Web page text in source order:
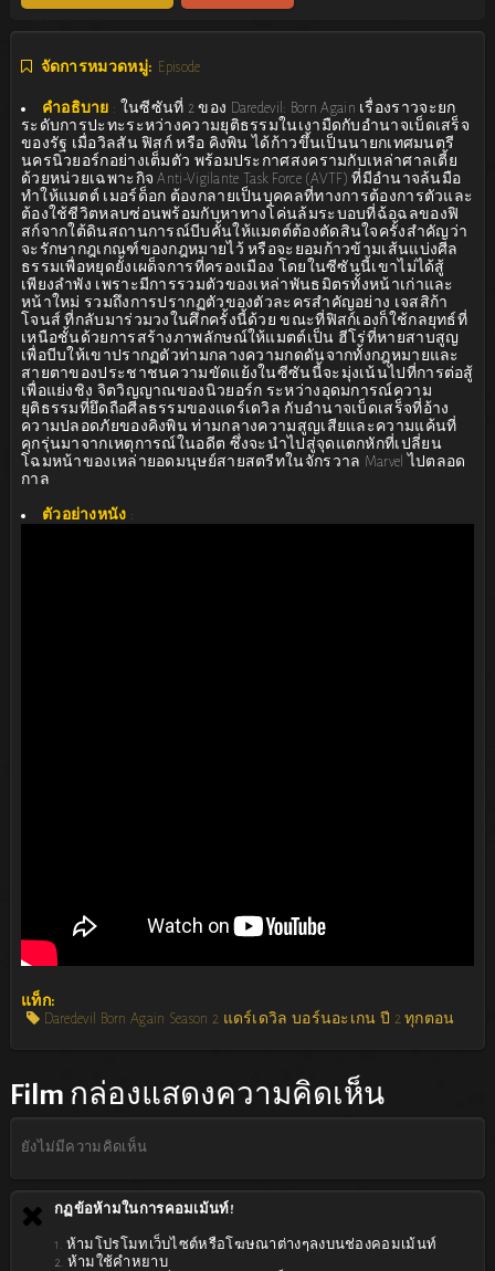
จัดการหมวดหมู่: Episode
คำอธิบาย : ในซีซันที่ 2 ของ Daredevil: Born Again เรื่องราวจะยก
ระดับการปะทะระหว่างความยุติธรรมในเงามืดกับอำนาจเบ็ดเสร็จ
ของรัฐ เมื่อวิลสัน ฟิสก์ หรือ คิงพิน ได้ก้าวขึ้นเป็นนายกเทศมนตรี
นครนิวยอร์กอย่างเต็มตัว พร้อมประกาศสงครามกับเหล่าศาลเตี้ย
ด้วยหน่วยเฉพาะกิจ Anti-Vigilante Task Force (AVTF) ที่มีอำนาจล้นมือ
ทำให้แมตต์ เมอร์ด็อก ต้องกลายเป็นบุคคลที่ทางการต้องการตัวและ
ต้องใช้ชีวิตหลบซ่อนพร้อมกับหาทางโค่นล้มระบอบที่ฉ้อฉลของฟิ
สก์จากใต้ดินสถานการณ์บีบคั้นให้แมตต์ต้องตัดสินใจครั้งสำคัญว่า
จะรักษากฎเกณฑ์ของกฎหมายไว้ หรือจะยอมก้าวข้ามเส้นแบ่งศีล
ธรรมเพื่อหยุดยั้งเผด็จการที่ครองเมือง โดยในซีซันนี้เขาไม่ได้สู้
เพียงลำพัง เพราะมีการรวมตัวของเหล่าพันธมิตรทั้งหน้าเก่าและ
หน้าใหม่ รวมถึงการปรากฏตัวของตัวละครสำคัญอย่าง เจสสิก้า
โจนส์ ที่กลับมาร่วมวงในศึกครั้งนี้ด้วย ขณะที่ฟิสก์เองก็ใช้กลยุทธ์ที่
เหนือชั้นด้วยการสร้างภาพลักษณ์ให้แมตต์เป็น ฮีโร่ที่หายสาบสูญ
เพื่อบีบให้เขาปรากฏตัวท่ามกลางความกดดันจากทั้งกฎหมายและ
สายตาของประชาชนความขัดแย้งในซีซันนี้จะมุ่งเน้นไปที่การต่อสู้
เพื่อแย่งชิง จิตวิญญาณของนิวยอร์ก ระหว่างอุดมการณ์ความ
ยุติธรรมที่ยึดถือศีลธรรมของแดร์เดวิล กับอำนาจเบ็ดเสร็จที่อ้าง
ความปลอดภัยของคิงพิน ท่ามกลางความสูญเสียและความแค้นที่
คุกรุ่นมาจากเหตุการณ์ในอดีต ซึ่งจะนำไปสู่จุดแตกหักที่เปลี่ยน
โฉมหน้าของเหล่ายอดมนุษย์สายสตรีทในจักรวาล Marvel ไปตลอด
กาล
ตัวอย่างหนัง :
แท็ก:
Daredevil Born Again Season 2 แดร์เดวิล บอร์นอะเกน ปี 2 ทุกตอน
Film กล่องแสดงความคิดเห็น
ยังไม่มีความคิดเห็น
กฏข้อห้ามในการคอมเม้นท์!
1. ห้ามโปรโมทเว็บไซต์หรือโฆษณาต่างๆลงบนช่องคอมเม้นท์
2. ห้ามใช้คำหยาบ